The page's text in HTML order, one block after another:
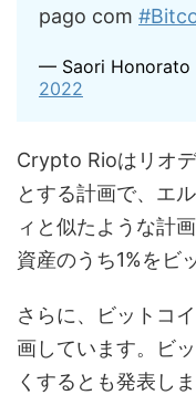
pago com
— Saori Honorato
2022
Crypto Rioはリオ
とする計画で、エ
ィと似たような計
資産のうち1%をビ
さらに、ビットコ
画しています。ビ
くするとも発表しま